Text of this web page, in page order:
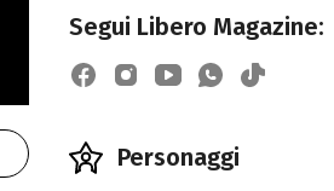
Segui Libero Magazine:
Personaggi